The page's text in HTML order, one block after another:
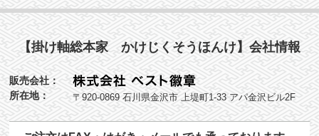
【掛け軸総本家 かけじくそうほんけ】会社情報
販売会社：
所在地：
〒920-0869 石川県金沢市 上堤町1-33 アパ金沢ビル2F